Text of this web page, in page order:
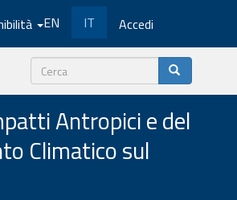
EN IT Accedi
Cerca
Antropici e del
Climatico sul